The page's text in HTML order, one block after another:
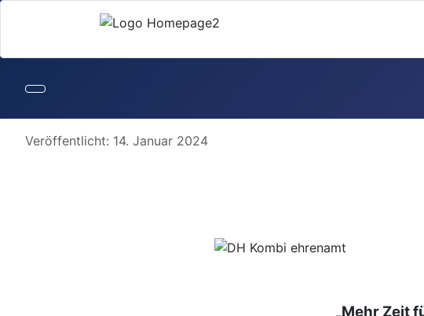
Details
Veröffentlicht: 14. Januar 2024
„Mehr Zeit